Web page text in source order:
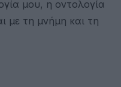
μου, η οντολογία
με τη μνήμη και τη